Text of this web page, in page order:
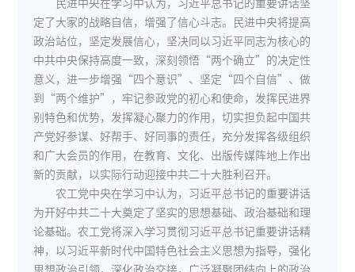
民进中央在学习中认为，习近平总书记的重要讲话坚
定了大家的战略自信，增强了信心斗志。民进中央将提高
政治站位，坚定发展信心，坚决同以习近平同志为核心的
中共中央保持高度一致，深刻领悟“两个确立”的决定性
意义，进一步增强“四个意识”、坚定“四个自信”、做
到“两个维护”，牢记参政党的初心和使命，发挥民进界
别特色和优势，发挥凝心聚力的作用，切实担负起中国共
产党好参谋、好帮手、好同事的责任，充分发挥各级组织
和广大会员的作用，在教育、文化、出版传媒阵地上作出
新的贡献，以实际行动迎接中共二十大胜利召开。
农工党中央在学习中认为，习近平总书记的重要讲话
为开好中共二十大奠定了坚实的思想基础、政治基础和理
论基础。农工党将深入学习贯彻习近平总书记重要讲话精
神，以习近平新时代中国特色社会主义思想为指导，强化
思想政治引领，深化政治交接，广泛凝聚团结向上的政治